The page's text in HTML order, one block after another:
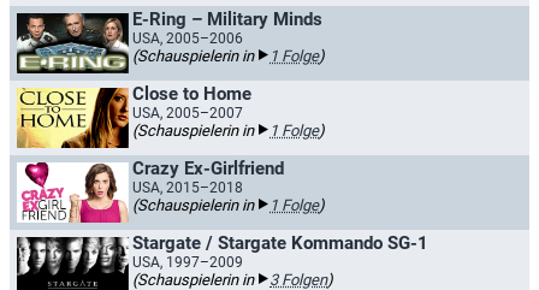
E-Ring – Military Minds
USA, 2005–2006
(Schauspielerin in 1 Folge)
Close to Home
USA, 2005–2007
(Schauspielerin in 1 Folge)
Crazy Ex-Girlfriend
USA, 2015–2018
(Schauspielerin in 1 Folge)
Stargate / Stargate Kommando SG-1
USA, 1997–2009
(Schauspielerin in 3 Folgen)